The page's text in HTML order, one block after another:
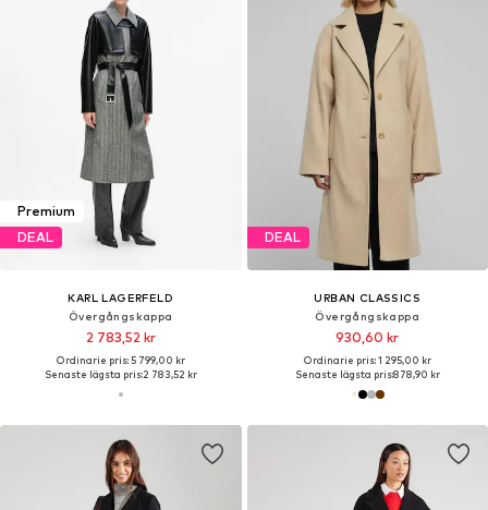
Premium
DEAL
KARL LAGERFELD
Övergångskappa
2 783,52 kr
Ordinarie pris: 5 799,00 kr
Senaste lägsta pris:2 783,52 kr
DEAL
URBAN CLASSICS
Övergångskappa
930,60 kr
Ordinarie pris: 1 295,00 kr
Senaste lägsta pris:878,90 kr